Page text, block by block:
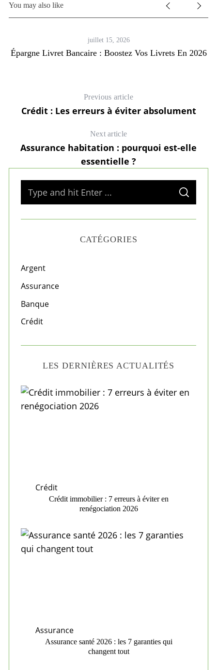
You may also like
juillet 15, 2026
Épargne Livret Bancaire : Boostez Vos Livrets En 2026
Previous article
Crédit : Les erreurs à éviter absolument
Next article
Assurance habitation : pourquoi est-elle
essentielle ?
f
o
:
S
A
C
CATÉGORIES
Argent
Assurance
Banque
Crédit
LES DERNIÈRES ACTUALITÉS
Crédit
Crédit immobilier : 7 erreurs à éviter en
renégociation 2026
Assurance
Assurance santé 2026 : les 7 garanties qui
changent tout